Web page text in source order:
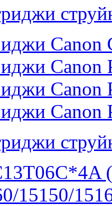
Canon
Canon
Canon
Canon
15150/